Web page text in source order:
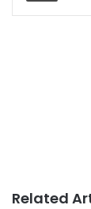
Related